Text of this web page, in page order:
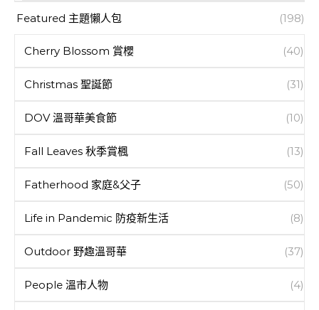
Featured 主題懶人包 (198)
Cherry Blossom 賞櫻 (40)
Christmas 聖誕節 (31)
DOV 溫哥華美食節 (10)
Fall Leaves 秋季賞楓 (13)
Fatherhood 家庭&父子 (50)
Life in Pandemic 防疫新生活 (8)
Outdoor 野趣溫哥華 (37)
People 溫市人物 (4)